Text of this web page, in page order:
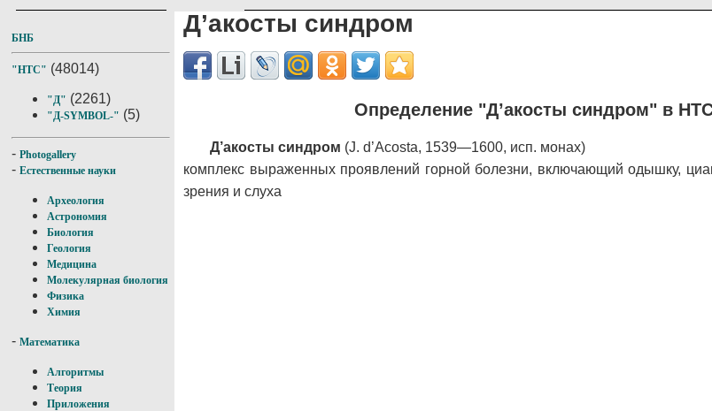
БНБ
"НТС" (48014)
"Д" (2261)
"Д-SYMBOL-" (5)
- Photogallery
- Естественные науки
Археология
Астрономия
Биология
Геология
Медицина
Молекулярная биология
Физика
Химия
- Математика
Алгоритмы
Теория
Приложения
Д’акосты синдром
Определение "Д’акосты синдром" в
Д’акосты синдром (J. d’Acosta, 1539—1600, исп. монах)
комплекс выраженных проявлений горной болезни, включающий одышку,
зрения и слуха